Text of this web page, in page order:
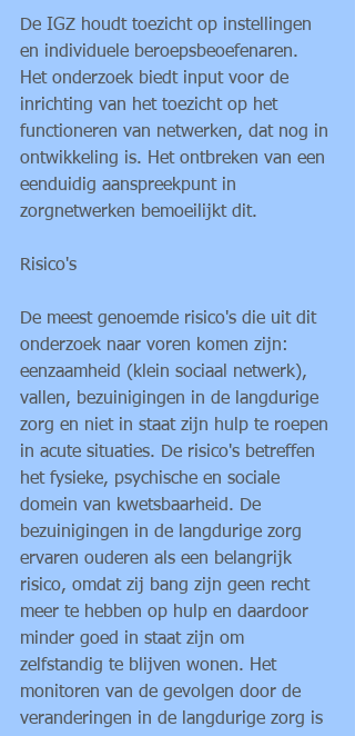
De IGZ houdt toezicht op instellingen
en individuele beroepsbeoefenaren.
Het onderzoek biedt input voor de
inrichting van het toezicht op het
functioneren van netwerken, dat nog in
ontwikkeling is. Het ontbreken van een
eenduidig aanspreekpunt in
zorgnetwerken bemoeilijkt dit.
Risico's
De meest genoemde risico's die uit dit
onderzoek naar voren komen zijn:
eenzaamheid (klein sociaal netwerk),
vallen, bezuinigingen in de langdurige
zorg en niet in staat zijn hulp te roepen
in acute situaties. De risico's betreffen
het fysieke, psychische en sociale
domein van kwetsbaarheid. De
bezuinigingen in de langdurige zorg
ervaren ouderen als een belangrijk
risico, omdat zij bang zijn geen recht
meer te hebben op hulp en daardoor
minder goed in staat zijn om
zelfstandig te blijven wonen. Het
monitoren van de gevolgen door de
veranderingen in de langdurige zorg is